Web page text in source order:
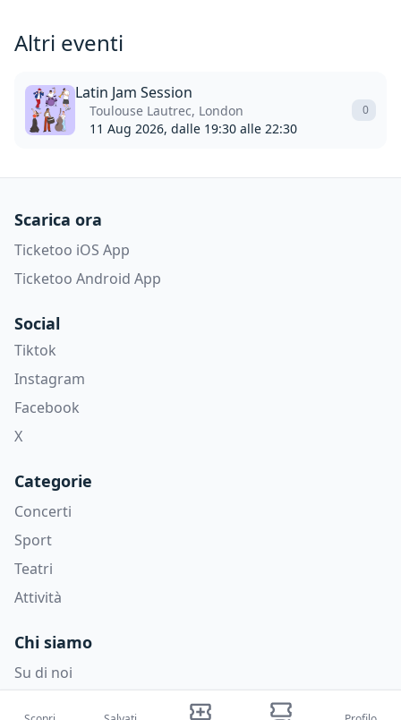
Altri eventi
Latin Jam Session
Toulouse Lautrec, London
11 Aug 2026, dalle 19:30 alle 22:30
0
Scarica ora
Ticketoo iOS App
Ticketoo Android App
Social
Tiktok
Instagram
Facebook
X
Categorie
Concerti
Sport
Teatri
Attività
Chi siamo
Su di noi